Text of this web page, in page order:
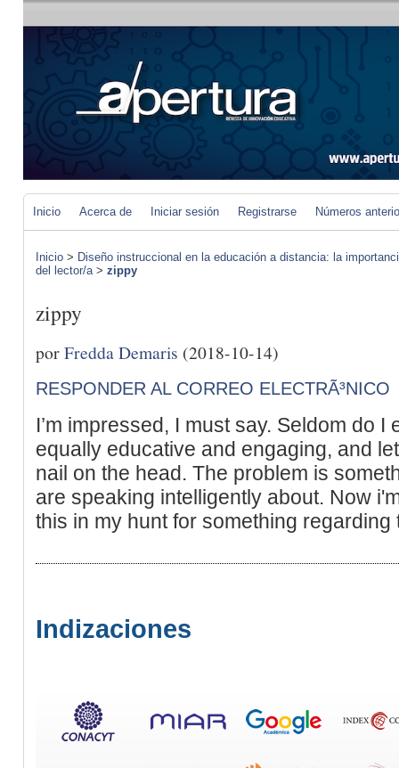
Inicio Acerca de Iniciar sesión Registrarse Números
Inicio > Diseño instruccional en la educación a distancia: la
del lector/a> zippy
zippy
porFredda Demaris (2018-10-14)
RESPONDER AL CORREO ELECTRÃ³NICO
I’m impressed, I must say. Seldom do I
equally educative and engaging, and
nail on the head. The problem is
are speaking intelligently about. Now
this in my hunt for something regarding
Indizaciones